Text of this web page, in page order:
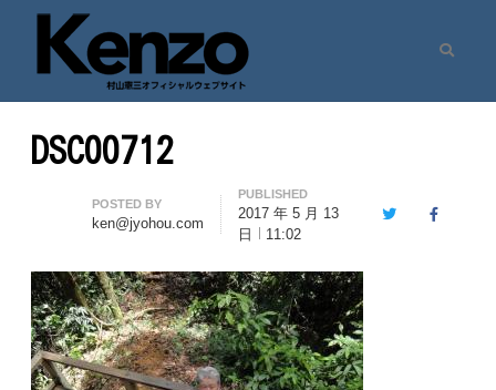
七転八起 – 村山憲三 Official Site
村山憲三ウェブサイト
DSC00712
Author
POSTED BY
ken@jyohou.com
PUBLISHED
2017 年 5 月 13
日
11:02
TwitterFacebook